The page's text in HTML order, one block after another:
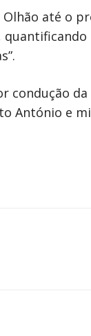
até o
condução
António e